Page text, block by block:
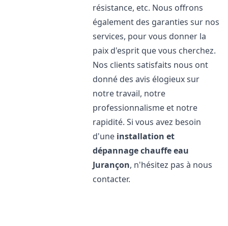
résistance, etc. Nous offrons
également des garanties sur nos
services, pour vous donner la
paix d'esprit que vous cherchez.
Nos clients satisfaits nous ont
donné des avis élogieux sur
notre travail, notre
professionnalisme et notre
rapidité. Si vous avez besoin
d'une installation et
dépannage chauffe eau
Jurançon, n'hésitez pas à nous
contacter.